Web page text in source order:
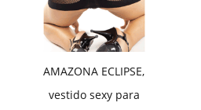
AMAZONA ECLIPSE,
vestido sexy para